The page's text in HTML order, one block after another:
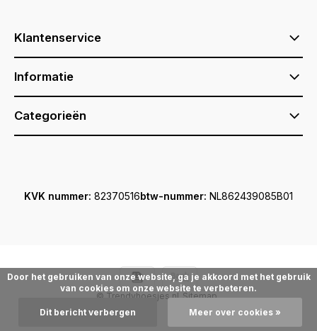
Klantenservice
Informatie
Categorieën
KVK nummer: 82370516btw-nummer: NL862439085B01
© Trendyhoesjes.nl Sitemap
Door het gebruiken van onze website, ga je akkoord met het gebruik
van cookies om onze website te verbeteren.
Dit bericht verbergen Meer over cookies »